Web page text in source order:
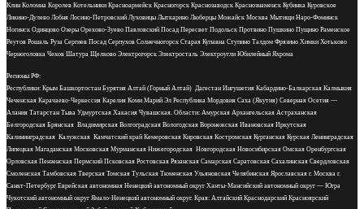
Клин Коломна Королев Котельники Красноармейск Красногорск Краснозаводск Краснознаменск Кубинка Куровское
Ликино-Дулево Лобня Лосино-Петровский Луховицы Лыткарино Люберцы Можайск Москва Мытищи Наро-Фоминск
Ногинск Одинцово Озеры Орехово-Зуево Павловский Посад Пересвет Подольск Протвино Пушкино Пущино Раменское
Реутов Рошаль Руза Сергиев Посад Серпухов Солнечногорск Старая Купавна Ступино Талдом Фрязино Химки Хотьково
Черноголовка Чехов Шатура Щелково Электрогорск Электросталь Электроугли Юбилейный Яхрома
Регионы РФ:
Республики: Крым Башкортостан Бурятия Алтай (Горный Алтай) Дагестан Ингушетия Кабардино-Балкарская Калмыкия
Чеченская Карачаево-Черкессия Карелия Коми Марий Эл Республика Мордовия Саха (Якутия) Северная Осетия —
Алания Татарстан Тыва Удмуртская Хакасия Чувашская. Области: Амурская Архангельская Астраханская
Белгородская Брянская Владимирская Волгоградская Вологодская Воронежская Ивановская Иркутская
Калининградская Калужская Камчатский край Кемеровская Кировская Костромская Курганская Курская Ленинградская
Липецкая Магаданская Московская Мурманская Нижегородская Новгородская Новосибирская Омская Оренбургская
Орловская Пензенская Пермский Псковская Ростовская Рязанская Самарская Саратовская Сахалинская Свердловская
Смоленская Тамбовская Тверская Томская Тульская Тюменская Ульяновская Челябинская Ярославская г. Москва г.
Санкт-Петербург Еврейская автономная Ненецкий автономный округ Ханты-Мансийский автономный округ — Югра
Чукотский автономный округ Ямало-Ненецкий автономный округ. Края: Алтайский Краснодарский Красноярский